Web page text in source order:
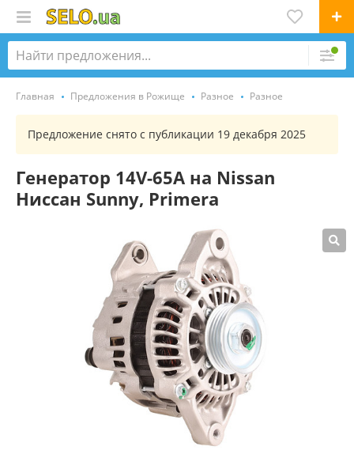
Главная Предложения в Рожище Разное Разное
Предложение снято с публикации 19 декабря 2025
Генератор 14V-65A на Nissan
Ниссан Sunny, Primera